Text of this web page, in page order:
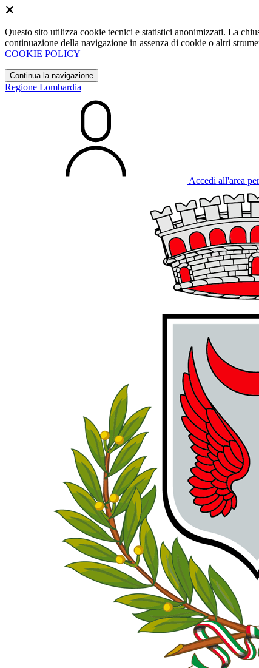
Questo sito utilizza cookie tecnici e statistici anonimizzati. La
continuazione della navigazione in assenza di cookie o altri
COOKIE POLICY
Continua la navigazione
Regione Lombardia
Accedi all'area